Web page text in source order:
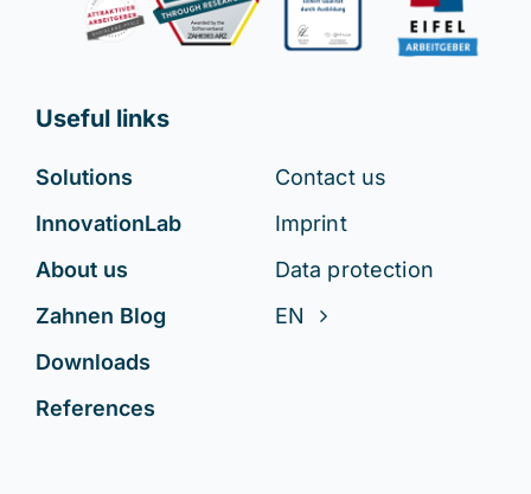
Useful links
Solutions
InnovationLab
About us
Zahnen Blog
Downloads
References
Contact us
Imprint
Data protection
EN